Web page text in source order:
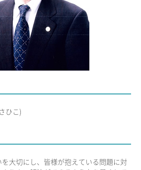
ひこ)
大切にし、皆様が抱えている問題に対